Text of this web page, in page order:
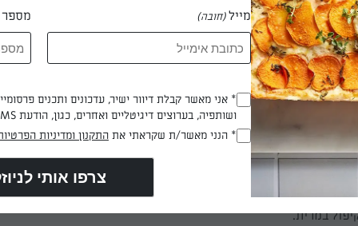
ואחידה. מוסיפים את הביצים בהדרגה, וטורפים היטב אחרי כל
ומערבלים רק עד שהתערובת אחידה.
דקות
הסוכר עם הקורנפלור ועם הקינמון, וזורים על קוביות התפוחים.
בתערובת. מוסיפים את התפוחים לתערובת העוגה יחד עם
מבליעים את קוביות התפוחים ואת פירורי הביסקוויט לתוך
במרית.
מייל(חובה) מספר
(חובה)
* אני מאשר קבלת דיוור ישיר, עדכונים ותכנים
ושותפיה, בערוצים דיגיטליים ואחרים, כגון, הודעת SMS וואטסאפ, מייל
(חובה)
* הנני מאשר/ת שקראתי את התקנון ומדיניות